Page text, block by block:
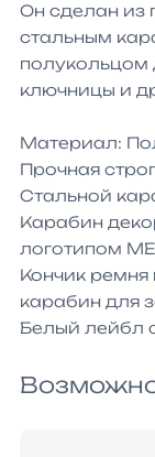
Он сделан из
стальным
полукольцом
ключницы и
Материал:
Прочная
Стальной
Карабин
логотипом
Кончик ремня
карабин для
Белый лейбл